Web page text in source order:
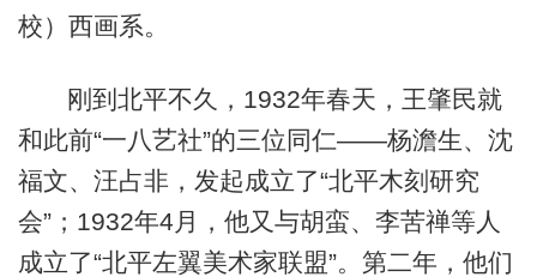
校）西画系。
刚到北平不久，1932年春天，王肇民就
和此前“一八艺社”的三位同仁——杨澹生、沈
福文、汪占非，发起成立了“北平木刻研究
会”；1932年4月，他又与胡蛮、李苦禅等人
成立了“北平左翼美术家联盟”。第二年，他们